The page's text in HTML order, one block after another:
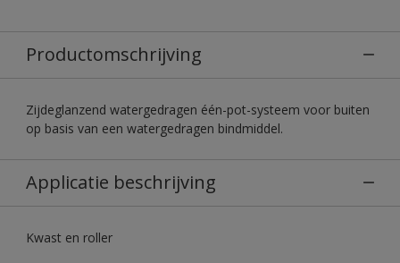
Productomschrijving
Zijdeglanzend watergedragen één-pot-systeem voor buiten
op basis van een watergedragen bindmiddel.
Applicatie beschrijving
Kwast en roller